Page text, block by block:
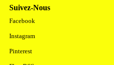
Suivez-Nous
Facebook
Instagram
Pinterest